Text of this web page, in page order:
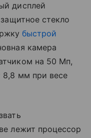
дисплей
стекло
быстрой
камера
на 50 Мп,
8,8 мм при весе
лежит процессор